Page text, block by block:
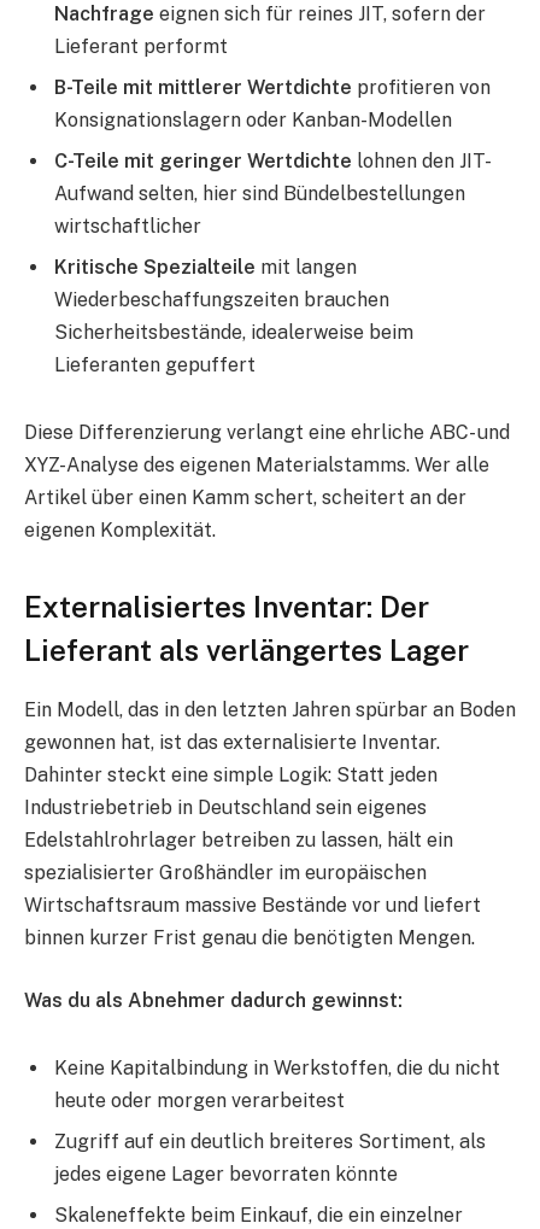
Nachfrage eignen sich für reines JIT, sofern der
Lieferant performt
B-Teile mit mittlerer Wertdichte profitieren von
Konsignationslagern oder Kanban-Modellen
C-Teile mit geringer Wertdichte lohnen den JIT-
Aufwand selten, hier sind Bündelbestellungen
wirtschaftlicher
Kritische Spezialteile mit langen
Wiederbeschaffungszeiten brauchen
Sicherheitsbestände, idealerweise beim
Lieferanten gepuffert
Diese Differenzierung verlangt eine ehrliche ABC- und
XYZ-Analyse des eigenen Materialstamms. Wer alle
Artikel über einen Kamm schert, scheitert an der
eigenen Komplexität.
Externalisiertes Inventar: Der
Lieferant als verlängertes Lager
Ein Modell, das in den letzten Jahren spürbar an Boden
gewonnen hat, ist das externalisierte Inventar.
Dahinter steckt eine simple Logik: Statt jeden
Industriebetrieb in Deutschland sein eigenes
Edelstahlrohrlager betreiben zu lassen, hält ein
spezialisierter Großhändler im europäischen
Wirtschaftsraum massive Bestände vor und liefert
binnen kurzer Frist genau die benötigten Mengen.
Was du als Abnehmer dadurch gewinnst:
Keine Kapitalbindung in Werkstoffen, die du nicht
heute oder morgen verarbeitest
Zugriff auf ein deutlich breiteres Sortiment, als
jedes eigene Lager bevorraten könnte
Skaleneffekte beim Einkauf, die ein einzelner